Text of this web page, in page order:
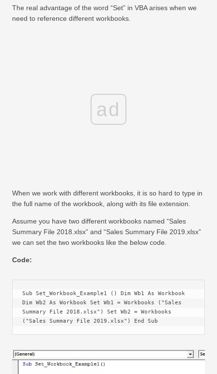
The real advantage of the word “Set” in VBA arises when we
need to reference different workbooks.
ad
When we work with different workbooks, it is so hard to type in
the full name of the workbook, along with its file extension.
Assume you have two different workbooks named “Sales
Summary File 2018.xlsx” and “Sales Summary File 2019.xlsx”
we can set the two workbooks like the below code.
Code:
Sub Set_Workbook_Example1 () Dim Wb1 As Workbook
Dim Wb2 As Workbook Set Wb1 = Workbooks ("Sales
Summary File 2018.xlsx") Set Wb2 = Workbooks
("Sales Summary File 2019.xlsx") End Sub